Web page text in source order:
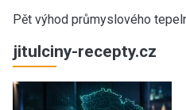
Pět výhod průmyslového
jitulciny-recepty.cz